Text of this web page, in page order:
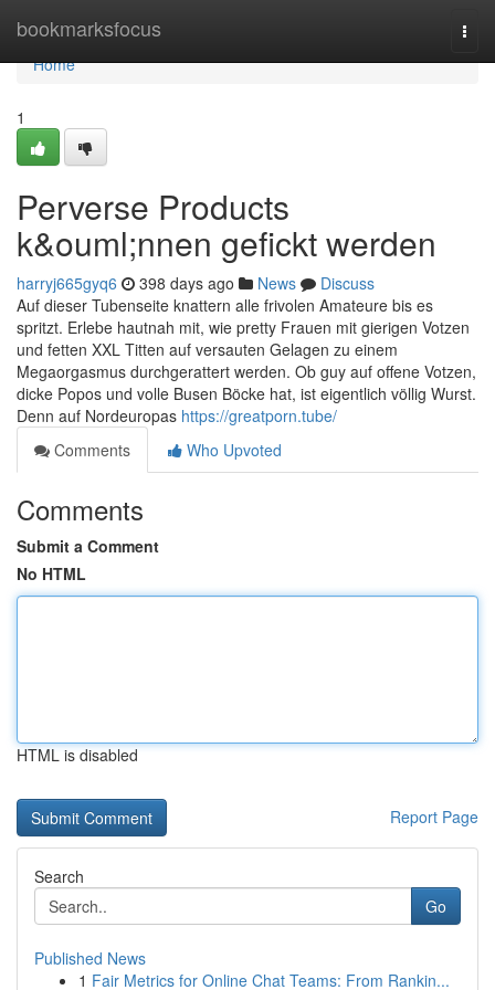
bookmarksfocus
Home
Home
1
Perverse Products
k&ouml;nnen gefickt werden
harryj665gyq6 398 days ago News
Discuss
Auf dieser Tubenseite knattern alle frivolen Amateure bis es
spritzt. Erlebe hautnah mit, wie pretty Frauen mit gierigen Votzen
und fetten XXL Titten auf versauten Gelagen zu einem
Megaorgasmus durchgerattert werden. Ob guy auf offene Votzen,
dicke Popos und volle Busen Böcke hat, ist eigentlich völlig Wurst.
Denn auf Nordeuropas https://greatporn.tube/
Comments
Who Upvoted
Comments
Submit a Comment
No HTML
HTML is disabled
Report Page
Search
Go
Published News
1 Fair Metrics for Online Chat Teams: From Rankin...